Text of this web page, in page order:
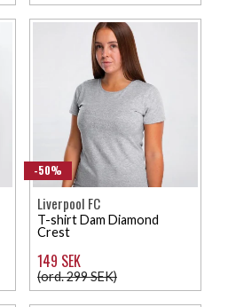
-50%
Liverpool FC
T-shirt Dam Diamond
Crest
149 SEK
(ord. 299 SEK)